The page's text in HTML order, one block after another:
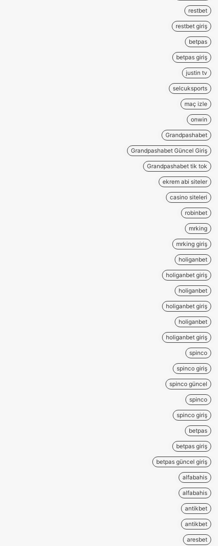
restbet
restbet giriş
betpas
betpas giriş
justin tv
selcuksports
maç izle
onwin
Grandpashabet
Grandpashabet Güncel Giriş
Grandpashabet tik tok
ekrem abi siteler
casino siteleri
robinbet
mrking
mrking giriş
holiganbet
holiganbet giriş
holiganbet
holiganbet giriş
holiganbet
holiganbet giriş
spinco
spinco giriş
spinco güncel
spinco
spinco giriş
betpas
betpas giriş
betpas güncel giriş
alfabahis
alfabahis
antikbet
antikbet
aresbet